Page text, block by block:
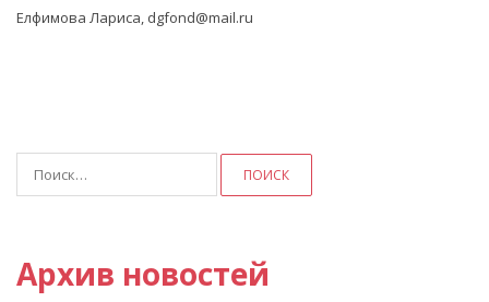
Елфимова Лариса, dgfond@mail.ru
Архив новостей